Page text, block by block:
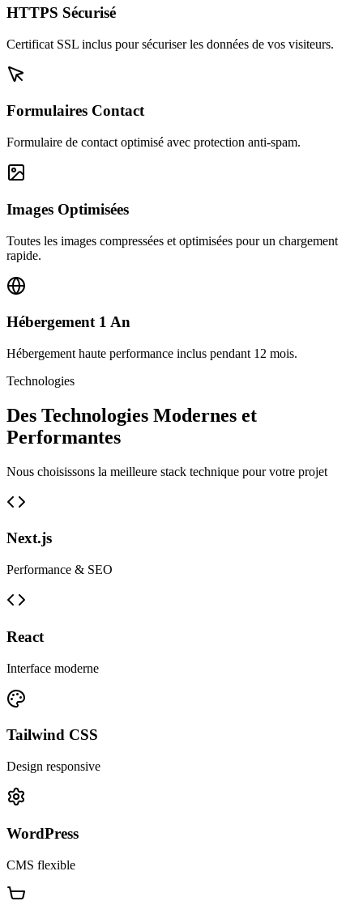
HTTPS Sécurisé
Certificat SSL inclus pour sécuriser les données de vos visiteurs.
Formulaires Contact
Formulaire de contact optimisé avec protection anti-spam.
Images Optimisées
Toutes les images compressées et optimisées pour un chargement
rapide.
Hébergement 1 An
Hébergement haute performance inclus pendant 12 mois.
Technologies
Des Technologies Modernes et
Performantes
Nous choisissons la meilleure stack technique pour votre projet
Next.js
Performance & SEO
React
Interface moderne
Tailwind CSS
Design responsive
WordPress
CMS flexible